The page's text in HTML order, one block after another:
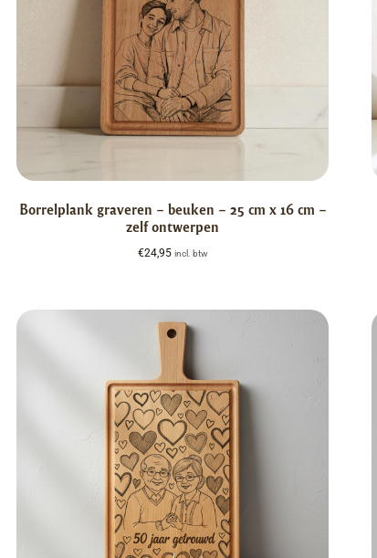
Borrelplank graveren – beuken – 25 cm x 16 cm –
zelf ontwerpen
€24,95 incl. btw